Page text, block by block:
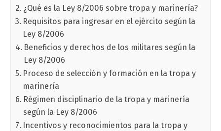
¿Qué es la Ley 8/2006 sobre tropa y marinería?
Requisitos para ingresar en el ejército según la
Ley 8/2006
Beneficios y derechos de los militares según la
Ley 8/2006
Proceso de selección y formación en la tropa y
marinería
Régimen disciplinario de la tropa y marinería
según la Ley 8/2006
Incentivos y reconocimientos para la tropa y